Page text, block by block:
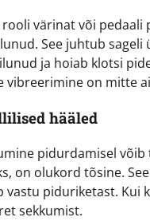
värinat või
See juhtub
ja hoiab klotsi
vibreerimine on mitte
hääled
pidurdamisel
on olukord tõsine.
piduriketast. Kui
sekkumist.